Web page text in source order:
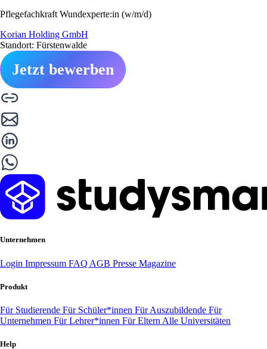
Pflegefachkraft Wundexperte:in (w/m/d)
Korian Holding GmbH
Standort: Fürstenwalde
Jetzt bewerben
Unternehmen
Login Impressum FAQ AGB Presse Magazine
Produkt
Für Studierende Für Schüler*innen Für Auszubildende Für
Unternehmen Für Lehrer*innen Für Eltern Alle Universitäten
Help